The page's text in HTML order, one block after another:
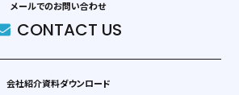
メールでのお問い合わせ
CONTACT US
会社紹介資料ダウンロード